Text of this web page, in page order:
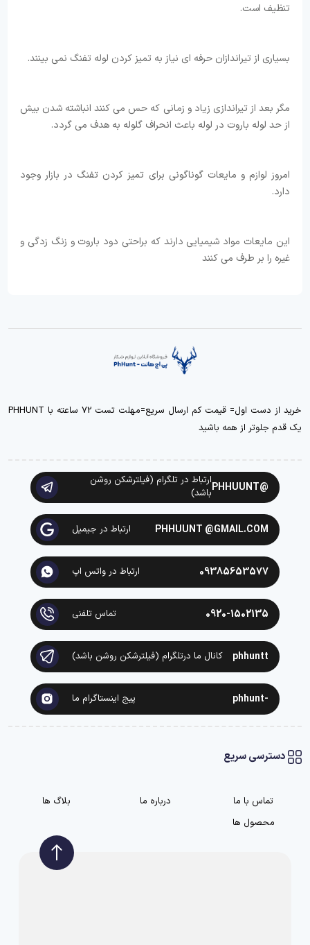
تنظیف است.
بسیاری از تیراندازان حرفه ای نیاز به تمیز کردن لوله تفنگ نمی بینند.
مگر بعد از تیراندازی زیاد و زمانی که حس می کنند انباشته شدن بیش
از حد لوله باروت در لوله باعث انحراف گلوله به هدف می گردد.
امروز لوازم و مایعات گوناگونی برای تمیز کردن تفنگ در بازار وجود
دارد.
این مایعات مواد شیمیایی دارند که براحتی دود باروت و زنگ زدگی و
غیره را بر طرف می کنند
خرید از دست اول= قیمت کم ارسال سریع=مهلت تست 72 ساعته با PHHUNT
یک قدم جلوتر از همه باشید
@PHHUUNT
ارتباط در تلگرام (فیلترشکن روشن
باشد)
PHHUUNT @GMAIL.COM ارتباط در جیمیل
09385653577 ارتباط در واتس اپ
0920-1502135 تماس تلفنی
phhuntt کانال ما درتلگرام (فیلترشکن روشن باشد)
-phhunt پیج اینستاگرام ما
دسترسی سریع
تماس با ما درباره ما
بلاگ ها
محصول ها